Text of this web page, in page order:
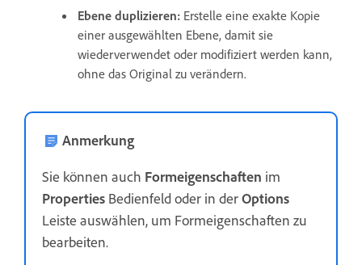
Ebene duplizieren: Erstelle eine exakte Kopie
einer ausgewählten Ebene, damit sie
wiederverwendet oder modifiziert werden kann,
ohne das Original zu verändern.
Anmerkung
Sie können auch Formeigenschaften im
Properties Bedienfeld oder in derOptions
Leiste auswählen, um Formeigenschaften zu
bearbeiten.